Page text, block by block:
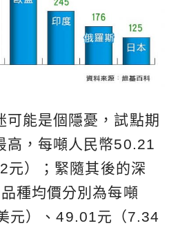
可能是個隱憂，試點期
高，每噸人民幣50.21
元）；緊隨其後的深
種均價分別為每噸
元）、49.01元（7.34